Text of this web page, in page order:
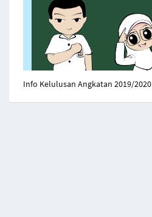
Info Kelulusan Angkatan 2019/2020